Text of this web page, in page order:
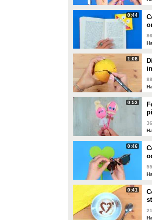
0:44
1:08
0:53
0:46
0:41
PLAY
31239• di